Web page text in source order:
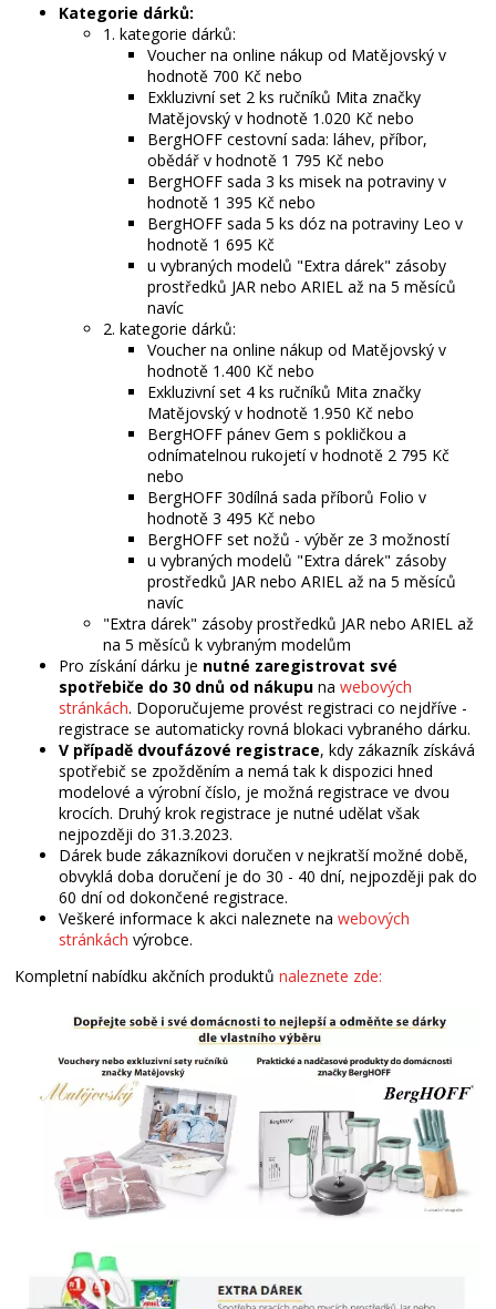
Kategorie dárků:
1. kategorie dárků:
Voucher na online nákup od Matějovský v
hodnotě 700 Kč nebo
Exkluzivní set 2 ks ručníků Mita značky
Matějovský v hodnotě 1.020 Kč nebo
BergHOFF cestovní sada: láhev, příbor,
obědář v hodnotě 1 795 Kč nebo
BergHOFF sada 3 ks misek na potraviny v
hodnotě 1 395 Kč nebo
BergHOFF sada 5 ks dóz na potraviny Leo v
hodnotě 1 695 Kč
u vybraných modelů "Extra dárek" zásoby
prostředků JAR nebo ARIEL až na 5 měsíců
navíc
2. kategorie dárků:
Voucher na online nákup od Matějovský v
hodnotě 1.400 Kč nebo
Exkluzivní set 4 ks ručníků Mita značky
Matějovský v hodnotě 1.950 Kč nebo
BergHOFF pánev Gem s pokličkou a
odnímatelnou rukojetí v hodnotě 2 795 Kč
nebo
BergHOFF 30dílná sada příborů Folio v
hodnotě 3 495 Kč nebo
BergHOFF set nožů - výběr ze 3 možností
u vybraných modelů "Extra dárek" zásoby
prostředků JAR nebo ARIEL až na 5 měsíců
navíc
"Extra dárek" zásoby prostředků JAR nebo ARIEL až
na 5 měsíců k vybraným modelům
Pro získání dárku je nutné zaregistrovat své
spotřebiče do 30 dnů od nákupu nawebových
stránkách. Doporučujeme provést registraci co nejdříve -
registrace se automaticky rovná blokaci vybraného dárku.
V případě dvoufázové registrace, kdy zákazník získává
spotřebič se zpožděním a nemá tak k dispozici hned
modelové a výrobní číslo, je možná registrace ve dvou
krocích. Druhý krok registrace je nutné udělat však
nejpozději do 31.3.2023.
Dárek bude zákazníkovi doručen v nejkratší možné době,
obvyklá doba doručení je do 30 - 40 dní, nejpozději pak do
60 dní od dokončené registrace.
Veškeré informace k akci naleznete na webových
stránkách výrobce.
Kompletní nabídku akčních produktůnaleznete zde: